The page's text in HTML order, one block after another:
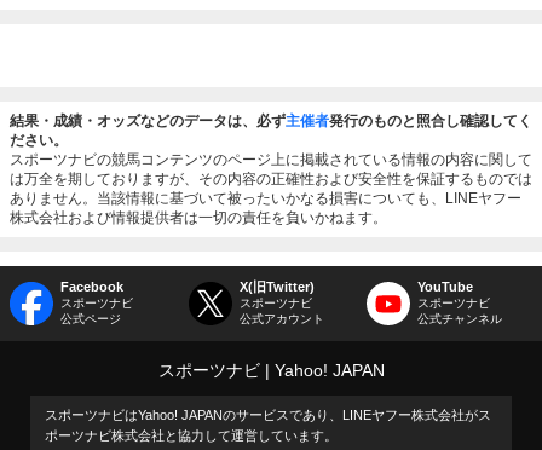
結果・成績・オッズなどのデータは、必ず主催者発行のものと照合し確認してく
ださい。
スポーツナビの競馬コンテンツのページ上に掲載されている情報の内容に関して
は万全を期しておりますが、その内容の正確性および安全性を保証するものでは
ありません。当該情報に基づいて被ったいかなる損害についても、LINEヤフー
株式会社および情報提供者は一切の責任を負いかねます。
Facebook
スポーツナビ
公式ページ
X(旧Twitter)
スポーツナビ
公式アカウント
YouTube
スポーツナビ
公式チャンネル
スポーツナビ Yahoo! JAPAN
スポーツナビはYahoo! JAPANのサービスであり、LINEヤフー株式会社がス
ポーツナビ株式会社と協力して運営しています。